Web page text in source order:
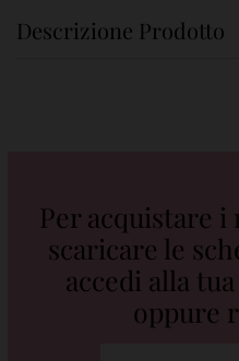
Descrizione Prodotto
Per acquistare
scaricare le
accedi alla
oppure